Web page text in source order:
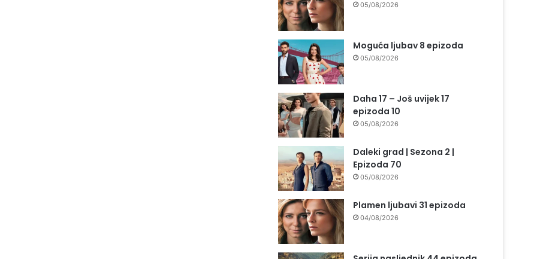
05/08/2026
Moguća ljubav 8 epizoda
05/08/2026
Daha 17 – Još uvijek 17
epizoda 10
05/08/2026
Daleki grad | Sezona 2 |
Epizoda 70
05/08/2026
Plamen ljubavi 31 epizoda
04/08/2026